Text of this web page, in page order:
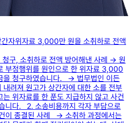
자위자료 3,000만 원을 소취하로 전액
구, 소취하로 전액 방어해낸 사례 → 원
부정행위를 원인으로 한 위자료 3,000
을 청구하였습니다. → 법무법인 이든
려져 원고가 상간자에 대한 소를 전부
위자료를 한 푼도 지급하지 않고 사건
니다. 2. 소송비용까지 각자 부담으로
이 종결된 사례 → 소취하 과정에서는